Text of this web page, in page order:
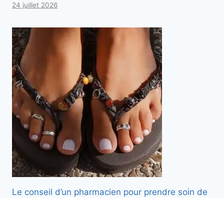
24 juillet 2026
Le conseil d’un pharmacien pour prendre soin de